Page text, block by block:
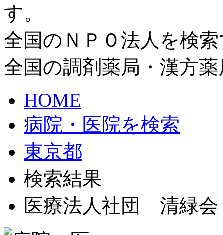
す。
全国のＮＰＯ法人を検
全国の調剤薬局・漢方
HOME
病院・医院を検索
東京都
検索結果
医療法人社団 清緑